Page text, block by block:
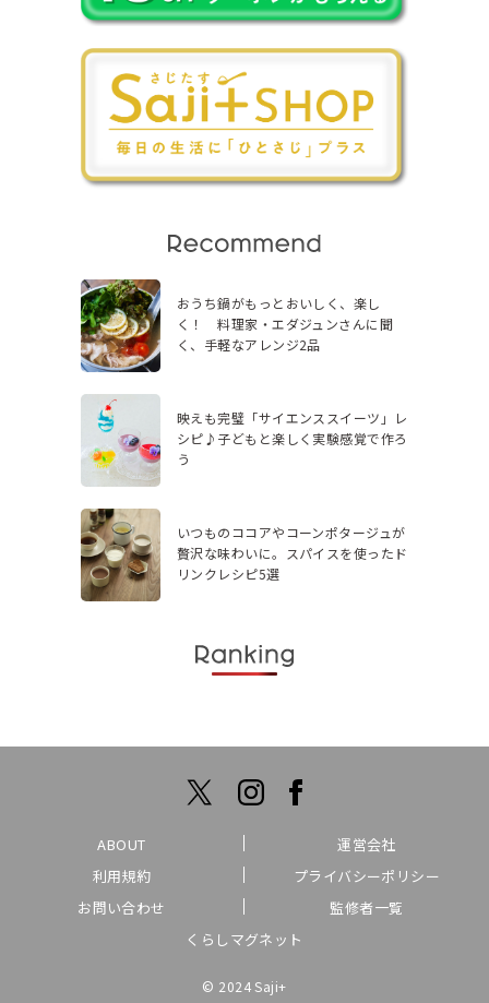
おうち鍋がもっとおいしく、楽し
く！ 料理家・エダジュンさんに聞
く、手軽なアレンジ2品
映えも完璧「サイエンススイーツ」レ
シピ♪子どもと楽しく実験感覚で作ろ
う
いつものココアやコーンポタージュが
贅沢な味わいに。スパイスを使ったド
リンクレシピ5選
ABOUT
運営会社
利用規約
プライバシーポリシー
お問い合わせ
監修者一覧
くらしマグネット
© 2024 Saji+